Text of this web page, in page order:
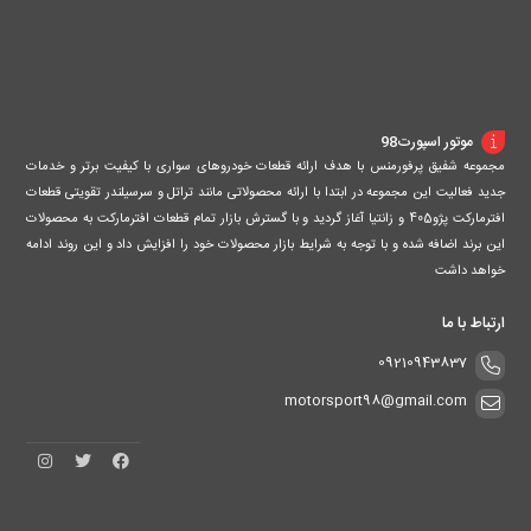
موتور اسپورت98
مجموعه شفیق پرفورمنس با هدف ارائه قطعات خودروهای سواری با کیفیت برتر و خدمات
جدید فعالیت این مجموعه در ابتدا با ارائه محصولاتی مانند تراتل و سرسیلندر تقویتی قطعات
افترمارکت پژو405 و زانتیا آغاز گردید و با گسترش بازار تمام قطعات افترمارکت به محصولات
این برند اضافه شده و با توجه به شرایط بازار محصولات خود را افزایش داد و این روند ادامه
خواهد داشت
ارتباط با ما
09210943837
motorsport98@gmail.com